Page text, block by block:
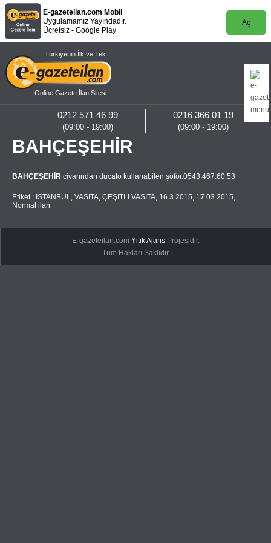
E-gazeteilan.com Mobil
Uygulamamız Yayındadır.
Ücretsiz - Google Play
Aç
Türkiyenin İlk ve Tek
Online Gazete İlan Sitesi
0216 366 01 19
(09:00 - 19:00)
0212 571 46 99
(09:00 - 19:00)
BAHÇEŞEHİR
BAHÇEŞEHİR civarından ducato kullanabilen şöför.0543.467.60.53
Etiket : İSTANBUL, VASITA, ÇEŞİTLİ VASITA, 16.3.2015, 17.03.2015,
Normal ilan
E-gazeteilan.comYitik Ajans Projesidir.
Tüm Hakları Saklıdır.